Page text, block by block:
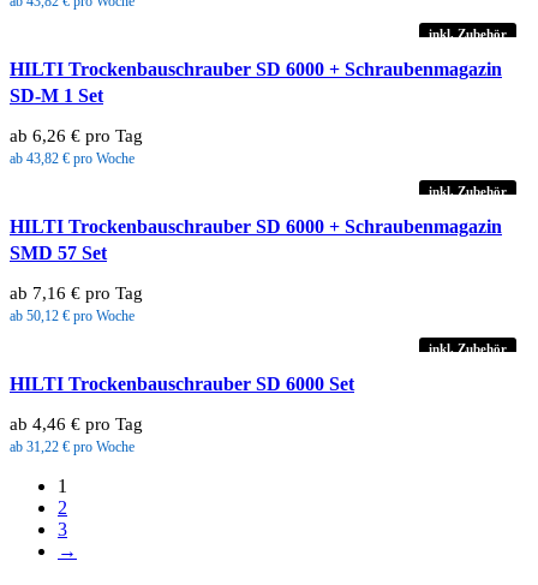
inkl. Zubehör
HILTI Trockenbauschrauber SD 6000 + Schraubenmagazin
SD-M 1 Set
ab 6,26 € pro Tag
ab 43,82 € pro Woche
inkl. Zubehör
HILTI Trockenbauschrauber SD 6000 + Schraubenmagazin
SMD 57 Set
ab 7,16 € pro Tag
ab 50,12 € pro Woche
inkl. Zubehör
HILTI Trockenbauschrauber SD 6000 Set
ab 4,46 € pro Tag
ab 31,22 € pro Woche
1
2
3
→